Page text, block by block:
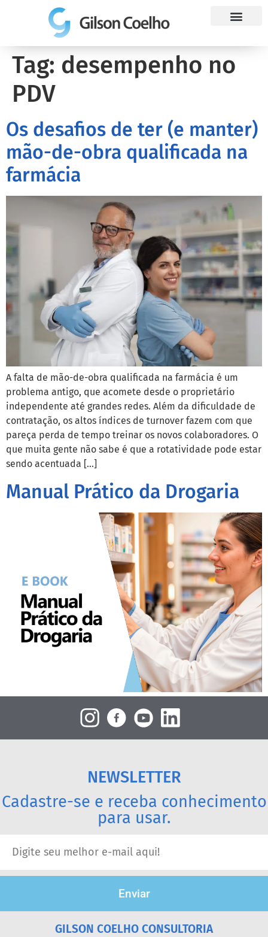
Tag: desempenho no
PDV
Os desafios de ter (e manter)
mão-de-obra qualificada na
farmácia
A falta de mão-de-obra qualificada na farmácia é um
problema antigo, que acomete desde o proprietário
independente até grandes redes. Além da dificuldade de
contratação, os altos índices de turnover fazem com que
pareça perda de tempo treinar os novos colaboradores. O
que muita gente não sabe é que a rotatividade pode estar
sendo acentuada […]
Manual Prático da Drogaria
NEWSLETTER
Cadastre-se e receba conhecimento
para usar.
Enviar
GILSON COELHO CONSULTORIA